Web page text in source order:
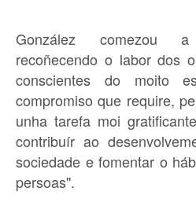
González comezou
recoñecendo o labor dos
conscientes do moito
compromiso que require,
unha tarefa moi
contribuír ao
sociedade e fomentar o
persoas".